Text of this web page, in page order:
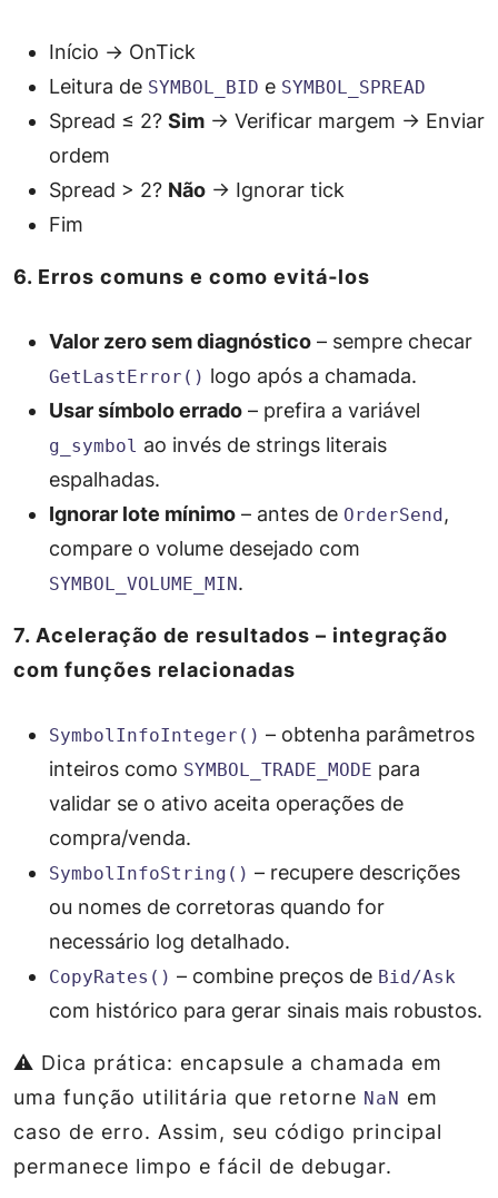
Início → OnTick
Leitura de SYMBOL_BID e SYMBOL_SPREAD
Spread ≤ 2? Sim → Verificar margem → Enviar
ordem
Spread > 2? Não → Ignorar tick
Fim
6. Erros comuns e como evitá‑los
Valor zero sem diagnóstico – sempre checar
GetLastError() logo após a chamada.
Usar símbolo errado – prefira a variável
g_symbol ao invés de strings literais
espalhadas.
Ignorar lote mínimo – antes de OrderSend,
compare o volume desejado com
SYMBOL_VOLUME_MIN.
7. Aceleração de resultados – integração
com funções relacionadas
SymbolInfoInteger() – obtenha parâmetros
inteiros como SYMBOL_TRADE_MODE para
validar se o ativo aceita operações de
compra/venda.
SymbolInfoString() – recupere descrições
ou nomes de corretoras quando for
necessário log detalhado.
CopyRates() – combine preços de Bid/Ask
com histórico para gerar sinais mais robustos.
⚠️ Dica prática: encapsule a chamada em
uma função utilitária que retorne NaN em
caso de erro. Assim, seu código principal
permanece limpo e fácil de debugar.